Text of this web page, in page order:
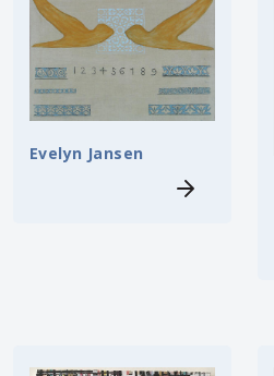
Evelyn Jansen